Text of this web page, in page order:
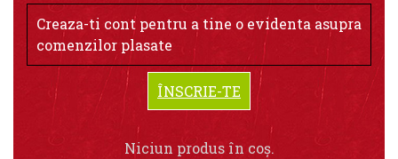
Creaza-ti cont pentru a tine o evidenta asupra
comenzilor plasate
ÎNSCRIE-TE
Niciun produs în coș.